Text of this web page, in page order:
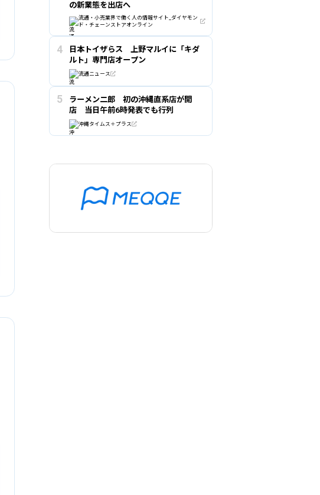
の新業態を出店へ
流通・小売業界で働く人の情報サイト_ダイヤモン
ド・チェーンストアオンライン
日本トイザらス 上野マルイに「キダ
ルト」専門店オープン
流通ニュース
ラーメン二郎 初の沖縄直系店が開
店 当日午前6時発表でも行列
沖縄タイムス＋プラス